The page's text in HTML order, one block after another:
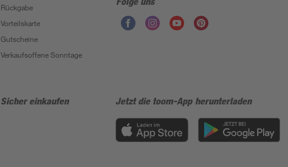
Rückgabe
Vorteilskarte
Gutscheine
Verkaufsoffene Sonntage
Sicher einkaufen Jetzt die toom-App herunterladen